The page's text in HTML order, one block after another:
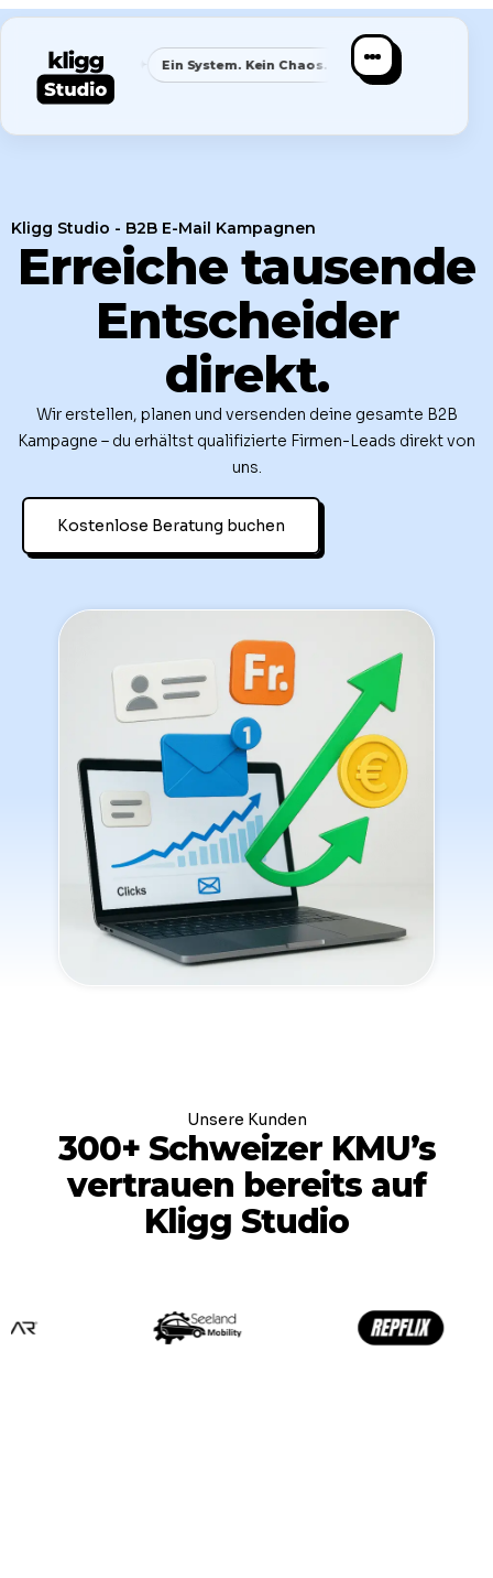
Ein System. Kein Chaos. ✦ Klare Nische ✦
Kligg Studio - B2B E-Mail Kampagnen
Erreiche tausende
Entscheider
direkt.
Wir erstellen, planen und versenden deine gesamte B2B
Kampagne – du erhältst qualifizierte Firmen-Leads direkt von
uns.
Kostenlose Beratung buchen
Unsere Kunden
300+ Schweizer KMU’s
vertrauen bereits auf
Kligg Studio